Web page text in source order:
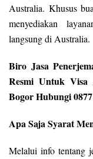
Australia. Khusus
menyediakan
langsung di Australia.
Biro Jasa
Resmi Untuk Visa
Bogor Hubungi
Apa Saja Syarat
Melalui info tentang